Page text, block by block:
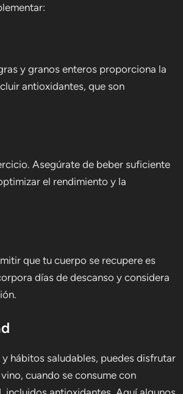
y granos enteros proporciona la
antioxidantes, que son
Asegúrate de beber suficiente
el rendimiento y la
que tu cuerpo se recupere es
días de descanso y considera
hábitos saludables, puedes disfrutar
cuando se consume con